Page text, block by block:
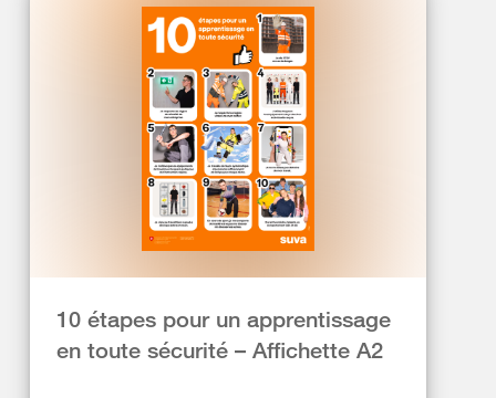
10 étapes pour un apprentissage
en toute sécurité – Affichette A2